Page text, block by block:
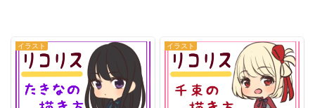
イラスト イラスト